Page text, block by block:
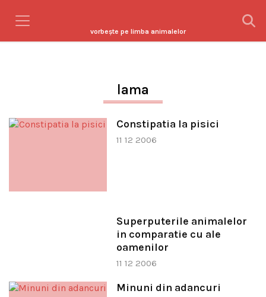
vorbeşte pe limba animalelor
lama
Constipatia la pisici
11 12 2006
Superputerile animalelor
in comparatie cu ale
oamenilor
11 12 2006
Minuni din adancuri